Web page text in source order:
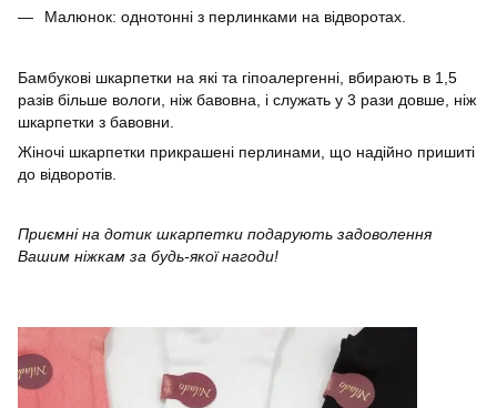
Малюнок: однотонні з перлинками на відворотах.
Бамбукові шкарпетки на які та гіпоалергенні, вбирають в 1,5
разів більше вологи, ніж бавовна, і служать у 3 рази довше, ніж
шкарпетки з бавовни.
Жіночі шкарпетки прикрашені перлинами, що надійно пришиті
до відворотів.
Приємні на дотик шкарпетки подарують задоволення
Вашим ніжкам за будь-якої нагоди!